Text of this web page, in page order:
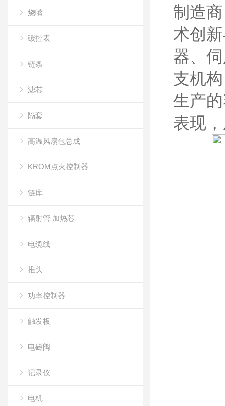
烧嘴
碳控表
链条
滤芯
隔套
高温风扇包总成
KROM点火控制器
链库
辐射管 加热芯
电缆线
推头
功率控制器
触发板
电磁阀
记录仪
电机
制造
术创
器、
支机
生产
表现